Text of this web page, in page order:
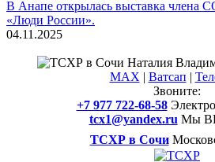
В Анапе открылась выставка
«Люди России».
04.11.2025
Наталия
MAX | Ватсап |
Звоните:
+7 977 722-68-58
tcx1@yandex.ru Мы
ТСХР в Сочи